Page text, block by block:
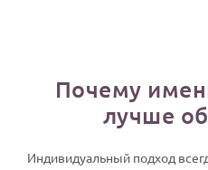
Почему
лучше
Индивидуальный подход